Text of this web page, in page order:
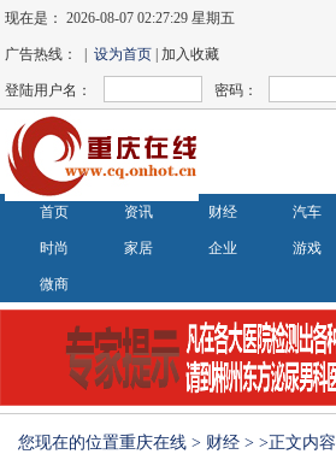
现在是：2026-08-07 02:27:29 星期五
广告热线： |设为首页 | 加入收藏
登陆用户名： 密码：
首页 资讯 财经 汽车
时尚 家居 企业 游戏
微商
您现在的位置重庆在线 > 财经 > >正文内容